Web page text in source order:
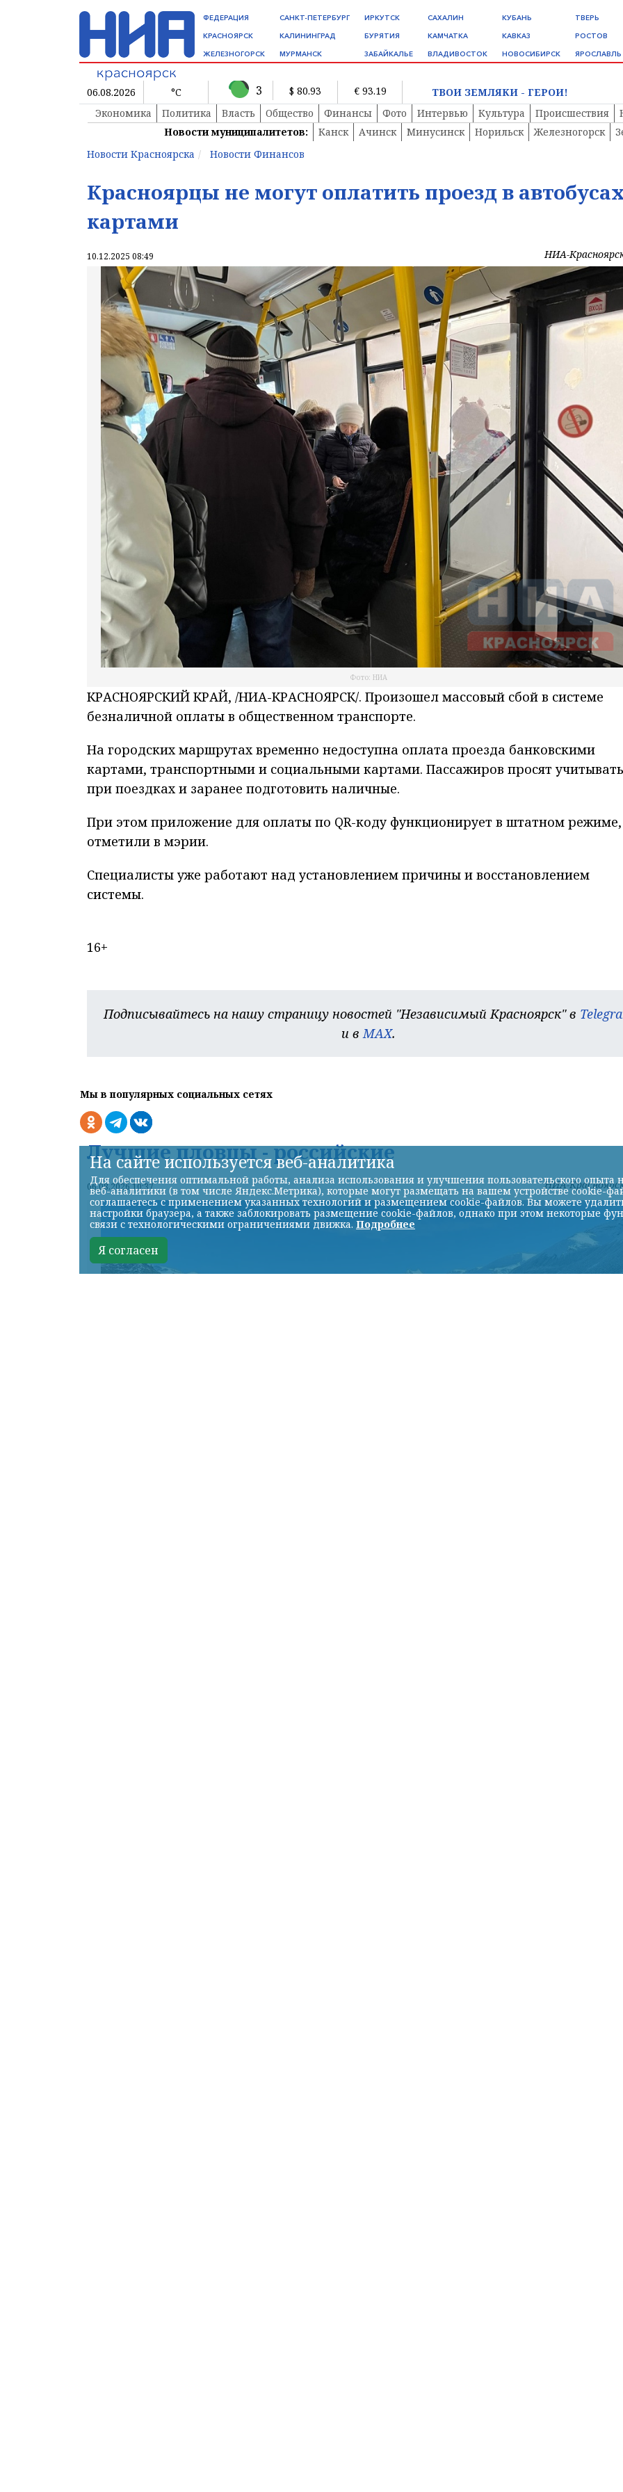
ФЕДЕРАЦИЯ
КРАСНОЯРСК
ЖЕЛЕЗНОГОРСК
САНКТ-ПЕТЕРБУРГ
КАЛИНИНГРАД
МУРМАНСК
ИРКУТСК
БУРЯТИЯ
ЗАБАЙКАЛЬЕ
САХАЛИН
КАМЧАТКА
ВЛАДИВОСТОК
КУБАНЬ
КАВКАЗ
НОВОСИБИРСК
ТВЕРЬ
РОСТОВ
ЯРОСЛАВЛЬ
06.08.2026 °C 3 $ 80.93 € 93.19
ТВОИ ЗЕМЛЯКИ - ГЕРОИ!
Экономика
Политика Власть Общество Финансы Фото Интервью Культура Происшествия
Новости муниципалитетов:
Канск Ачинск Минусинск Норильск Железногорск
Новости Красноярска
Новости Финансов
Красноярцы не могут оплатить проезд в
картами
10.12.2025 08:49 НИА-
Фото: НИА
КРАСНОЯРСКИЙ КРАЙ, /НИА-КРАСНОЯРСК/. Произошел массовый сбой в системе
безналичной оплаты в общественном транспорте.
На городских маршрутах временно недоступна оплата проезда банковскими
картами, транспортными и социальными картами. Пассажиров просят
при поездках и заранее подготовить наличные.
При этом приложение для оплаты по QR-коду функционирует в штатном режиме,
отметили в мэрии.
Специалисты уже работают над установлением причины и восстановлением
системы.
16+
Подписывайтесь на нашу страницу новостей "Независимый Красноярск" в
и вMAX.
Мы в популярных социальных сетях
Лучшие пловцы - российские
06.08.2026 10:37 НИА-
На сайте используется веб-аналитика
Для обеспечения оптимальной работы, анализа использования и улучшения пользовательского опыта
веб-аналитики (в том числе Яндекс.Метрика), которые могут размещать на вашем устройстве cookie-
соглашаетесь с применением указанных технологий и размещением cookie-файлов. Вы можете
настройки браузера, а также заблокировать размещение cookie-файлов, однако при этом некоторые
связи с технологическими ограничениями движка. Подробнее
Я согласен